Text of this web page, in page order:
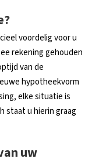
voordelig voor u
rekening gehouden
van de
hypotheekvorm
elke situatie is
staat u hierin graag
uw